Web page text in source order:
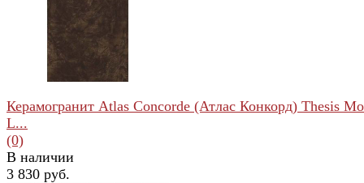
Керамогранит Atlas Concorde (Атлас Конкорд) Thesis
L...
(0)
В наличии
3 830 руб.